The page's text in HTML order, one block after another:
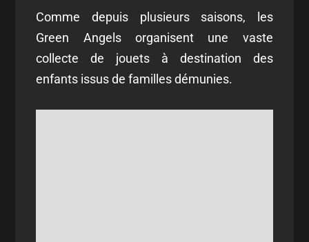
Comme depuis plusieurs saisons, les
Green Angels organisent une vaste
collecte de jouets à destination des
enfants issus de familles démunies.